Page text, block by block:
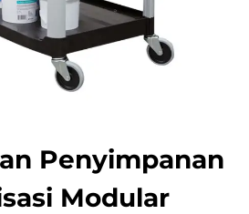
Penyimpanan
Modular